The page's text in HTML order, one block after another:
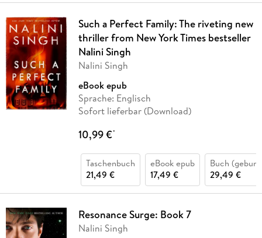
Such a Perfect Family: The riveting new
thriller from New York Times bestseller
Nalini Singh
Nalini Singh
eBook epub
Sprache: Englisch
Sofort lieferbar (Download)
10,99 €*
Taschenbuch
21,49 €
eBook epub
17,49 €
Buch
29,49 €
Resonance Surge: Book 7
Nalini Singh